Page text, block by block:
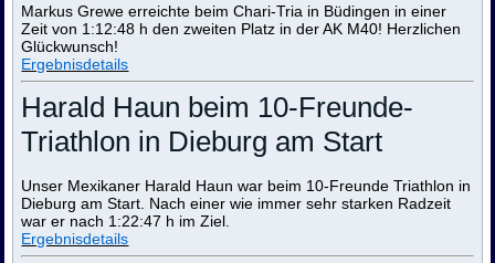
Markus Grewe erreichte beim Chari-Tria in Büdingen in einer
Zeit von 1:12:48 h den zweiten Platz in der AK M40! Herzlichen
Glückwunsch!
Ergebnisdetails
Harald Haun beim 10-Freunde-
Triathlon in Dieburg am Start
Unser Mexikaner Harald Haun war beim 10-Freunde Triathlon in
Dieburg am Start. Nach einer wie immer sehr starken Radzeit
war er nach 1:22:47 h im Ziel.
Ergebnisdetails